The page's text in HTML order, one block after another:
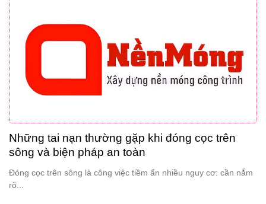
Những tai nạn thường gặp khi đóng cọc trên
sông và biện pháp an toàn
Đóng cọc trên sông là công việc tiềm ẩn nhiều nguy cơ: cần nắm
rõ...